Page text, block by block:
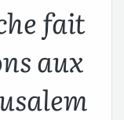
fait
aux